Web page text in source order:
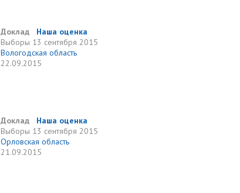
Доклад
Наша оценка
Выборы 13 сентября 2015
Вологодская область
22.09.2015
Доклад
Наша оценка
Выборы 13 сентября 2015
Орловская область
21.09.2015